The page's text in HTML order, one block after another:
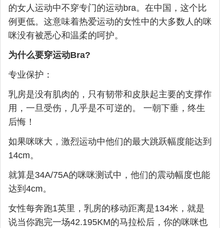
的女人运动中不穿专门的运动bra。在中国，这个比
例更低。这意味着热爱运动的女性中的大多数人的咪
咪没有被悉心和温柔的呵护。
为什么要穿运动Bra?
专业保护：
乳房是没有肌肉的，只有韧带和皮肤起主要的支撑作
用，一旦受伤，几乎是不可逆的。 一朝下垂，终生
后悔！
如果咪咪大，激烈运动中他们的最大跳跃幅度能达到
14cm。
就算是34A/75A的咪咪测试中，他们的震动幅度也能
达到4cm。
女性每奔跑1英里，乳房的移动距离是134米，就是
说当你跑完一场42.195KM的马拉松后，你的咪咪也